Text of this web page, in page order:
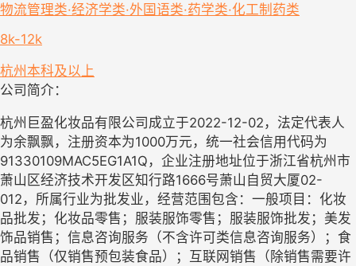
物流管理类·经济学类·外国语类·药学类·化工制药类
8k-12k
杭州 本科及以上
公司简介：
杭州巨盈化妆品有限公司成立于2022-12-02，法定代表人
为余飘飘，注册资本为1000万元，统一社会信用代码为
91330109MAC5EG1A1Q，企业注册地址位于浙江省杭州市
萧山区经济技术开发区知行路1666号萧山自贸大厦02-
012，所属行业为批发业，经营范围包含：一般项目：化妆
品批发；化妆品零售；服装服饰零售；服装服饰批发；美发
饰品销售；信息咨询服务（不含许可类信息咨询服务）；食
品销售（仅销售预包装食品）；互联网销售（除销售需要许